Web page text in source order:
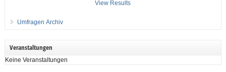
View Results
Umfragen Archiv
Veranstaltungen
Keine Veranstaltungen